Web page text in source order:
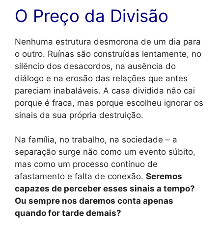
O Preço da Divisão
Nenhuma estrutura desmorona de um dia para
o outro. Ruínas são construídas lentamente, no
silêncio dos desacordos, na ausência do
diálogo e na erosão das relações que antes
pareciam inabaláveis. A casa dividida não cai
porque é fraca, mas porque escolheu ignorar os
sinais da sua própria destruição.
Na família, no trabalho, na sociedade – a
separação surge não como um evento súbito,
mas como um processo contínuo de
afastamento e falta de conexão. Seremos
capazes de perceber esses sinais a tempo?
Ou sempre nos daremos conta apenas
quando for tarde demais?